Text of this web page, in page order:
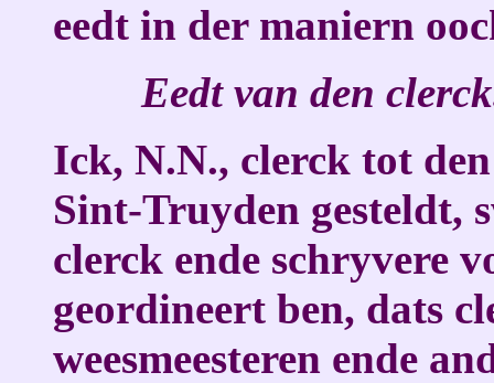
eedt in der maniern
Eedt van den
Ick, N.N., clerck tot
Sint-Truyden gesteldt,
clerck ende schryvere
geordineert ben, dats
weesmeesteren ende